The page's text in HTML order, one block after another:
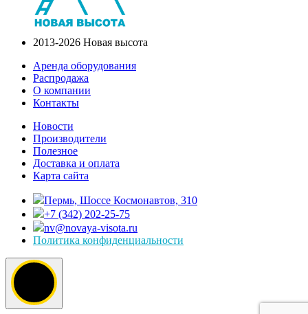
2013-2026 Новая высота
Аренда оборудования
Распродажа
О компании
Контакты
Новости
Производители
Полезное
Доставка и оплата
Карта сайта
Пермь, Шоссе Космонавтов, 310
+7 (342) 202-25-75
nv@novaya-visota.ru
Политика конфиденциальности